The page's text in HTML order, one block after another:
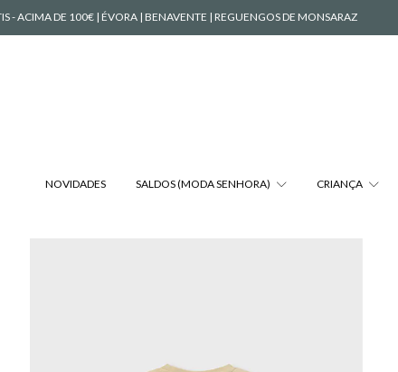
- ACIMA DE 100€ | ÉVORA | BENAVENTE | REGUENGOS DE MONSARAZ
NOVIDADES SALDOS (MODA SENHORA) CRIANÇA